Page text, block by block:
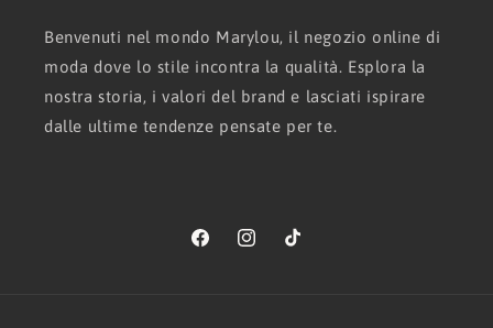
Benvenuti nel mondo Marylou, il negozio online di
moda dove lo stile incontra la qualità. Esplora la
nostra storia, i valori del brand e lasciati ispirare
dalle ultime tendenze pensate per te.
FacebookInstagramTikTok